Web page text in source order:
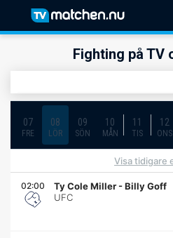
Fighting på TV
07
FRE
08
LÖR
09
SÖN
10
MÅN
11
TIS
12
ONS
Visa tidigare
02:00 Ty Cole Miller -Billy Goff
UFC